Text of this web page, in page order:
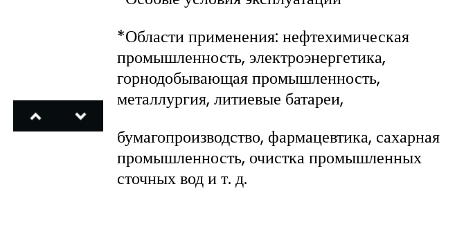
*Области применения: нефтехимическая
промышленность, электроэнергетика,
горнодобывающая промышленность,
металлургия, литиевые батареи,
бумагопроизводство, фармацевтика, сахарная
промышленность, очистка промышленных
сточных вод и т. д.